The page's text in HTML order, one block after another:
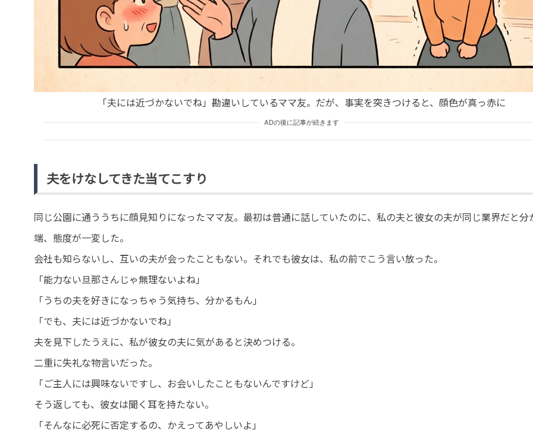
「夫には近づかないでね」勘違いしているママ友。だが、事実を突きつけると、顔色が真っ赤に
ADの後に記事が続きます
夫をけなしてきた当てこすり
同じ公園に通ううちに顔見知りになったママ友。最初は普通に話していたのに、私の夫と彼女の夫が同じ業界だと分
端、態度が一変した。
会社も知らないし、互いの夫が会ったこともない。それでも彼女は、私の前でこう言い放った。
「能力ない旦那さんじゃ無理ないよね」
「うちの夫を好きになっちゃう気持ち、分かるもん」
「でも、夫には近づかないでね」
夫を見下したうえに、私が彼女の夫に気があると決めつける。
二重に失礼な物言いだった。
「ご主人には興味ないですし、お会いしたこともないんですけど」
そう返しても、彼女は聞く耳を持たない。
「そんなに必死に否定するの、かえってあやしいよ」